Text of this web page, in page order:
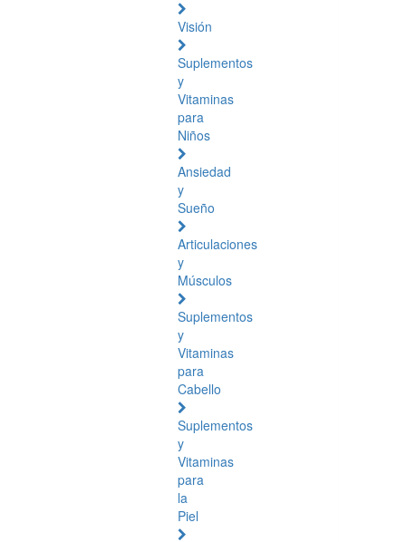
Visión
Suplementos
y
Vitaminas
para
Niños
Ansiedad
y
Sueño
Articulaciones
y
Músculos
Suplementos
y
Vitaminas
para
Cabello
Suplementos
y
Vitaminas
para
la
Piel